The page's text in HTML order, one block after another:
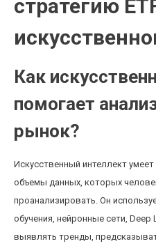
стратегию
Как
помогает
рынок?
Искусственный интеллект
объемы данных, которых
проанализировать. Он
обучения, нейронные сети,
выявлять тренды,